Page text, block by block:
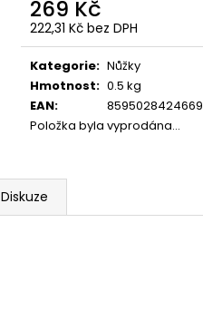
269 Kč
222,31 Kč bez DPH
Měrná
cena:
Kategorie: Nůžky
Hmotnost: 0.5 kg
EAN:
8595028424669
Položka byla vyprodána…
Diskuze